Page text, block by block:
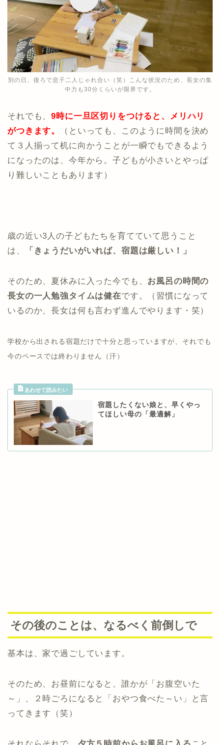
別の日。後ろで息子二人じゃれ合い（笑）こんな状況のため、長女の集
中力も30分くらいが限界です。
それでも、9時に一旦区切りをつけると、メリハリ
がつきます。
（といっても、このように時間を決め
て３人揃って机に向かうことが一瞬でもできるよう
になったのは、今年から。子どもが小さいとやっぱ
り難しいこともあります）
歳の近い3人の子どもたちを育てていて思うこと
は、
「きょうだいがいれば、宿題は厳しい！」
そのため、夏休みに入った今でも、 お風呂の時間の
長女の一人勉強タイムは健在です。（習慣になって
いるのか、長女は何も言わず進んでやります・笑）
学校から出される宿題だけで十分と思っていますが、それでも
今のペースでは終わりません（汗）
宿題したくない娘と、早くやっ
てほしい母の「最適解」
その後のことは、なるべく前倒しで
基本は、家で過ごしています。
そのため、お昼前になると、誰かが「お腹空いた
～」、２時ごろになると「おやつ食べた～い」と言
ってきます（笑）